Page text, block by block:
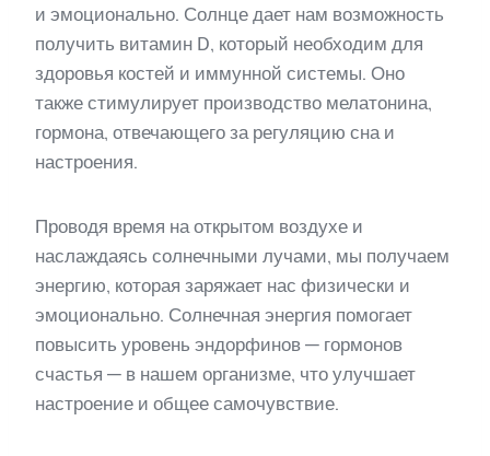
и эмоционально. Солнце дает нам возможность
получить витамин D, который необходим для
здоровья костей и иммунной системы. Оно
также стимулирует производство мелатонина,
гормона, отвечающего за регуляцию сна и
настроения.
Проводя время на открытом воздухе и
наслаждаясь солнечными лучами, мы получаем
энергию, которая заряжает нас физически и
эмоционально. Солнечная энергия помогает
повысить уровень эндорфинов — гормонов
счастья — в нашем организме, что улучшает
настроение и общее самочувствие.